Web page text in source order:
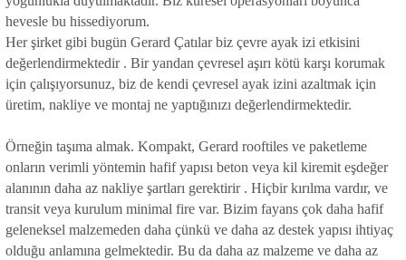
hevesle bu hissediyorum.
Her şirket gibi bugün Gerard Çatılar biz çevre ayak izi etkisini
değerlendirmektedir . Bir yandan çevresel aşırı kötü karşı korumak
için çalışıyorsunuz, biz de kendi çevresel ayak izini azaltmak için
üretim, nakliye ve montaj ne yaptığınızı değerlendirmektedir.
Örneğin taşıma almak. Kompakt, Gerard rooftiles ve paketleme
onların verimli yöntemin hafif yapısı beton veya kil kiremit eşdeğer
alanının daha az nakliye şartları gerektirir . Hiçbir kırılma vardır, ve
transit veya kurulum minimal fire var. Bizim fayans çok daha hafif
geleneksel malzemeden daha çünkü ve daha az destek yapısı ihtiyaç
olduğu anlamına gelmektedir. Bu da daha az malzeme ve daha az